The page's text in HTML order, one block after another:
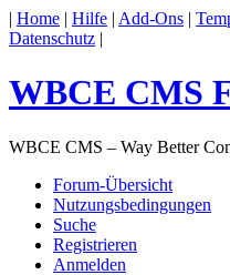
| Home | Hilfe | Add-Ons |
Datenschutz |
WBCE CMS
WBCE CMS – Way Better
Forum-Übersicht
Nutzungsbedingungen
Suche
Registrieren
Anmelden